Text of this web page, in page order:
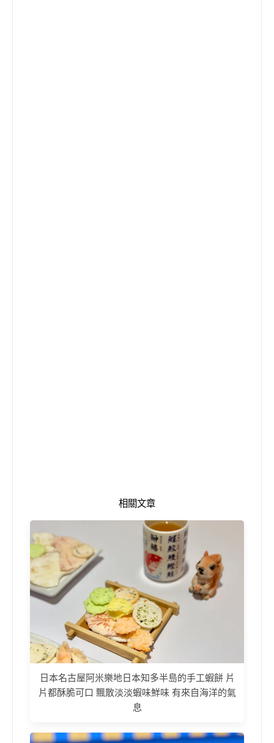
相關文章
日本名古屋阿米樂地日本知多半島的手工蝦餅 片
片都酥脆可口 飄散淡淡蝦味鮮味 有來自海洋的氣
息